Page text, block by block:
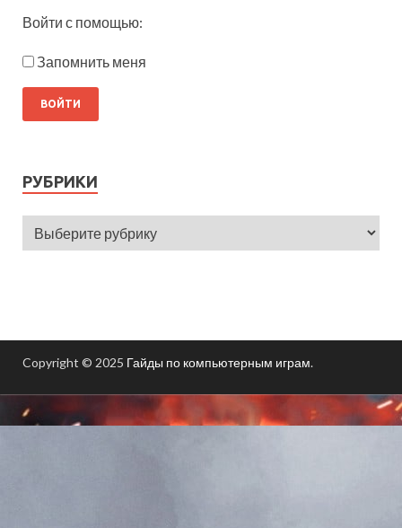
Войти с помощью:
Запомнить меня
РУБРИКИ
Copyright © 2025 Гайды по компьютерным играм.